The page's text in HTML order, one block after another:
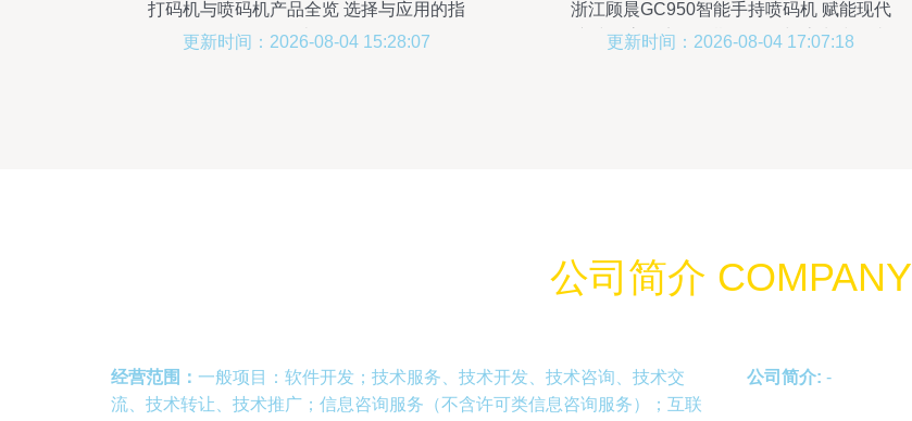
打码机与喷码机产品全览 选择与应用的指
南
更新时间：2026-08-04 15:28:07
浙江顾晨GC950智能手持喷码机 赋能现代
产线，高效实现日期、标签与流水编号喷
更新时间：2026-08-04 17:07:18
公司简介 COMPANY
经营范围： 一般项目：软件开发；技术服务、技术开发、技术咨询、技术交
流、技术转让、技术推广；信息咨询服务（不含许可类信息咨询服务）；互联
公司简介: -